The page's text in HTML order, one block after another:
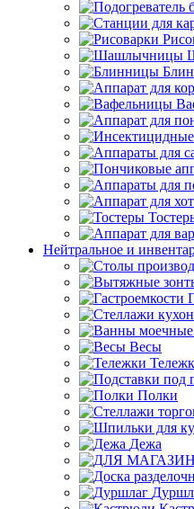
Нейтральное и
Весы
Полки
Дежа